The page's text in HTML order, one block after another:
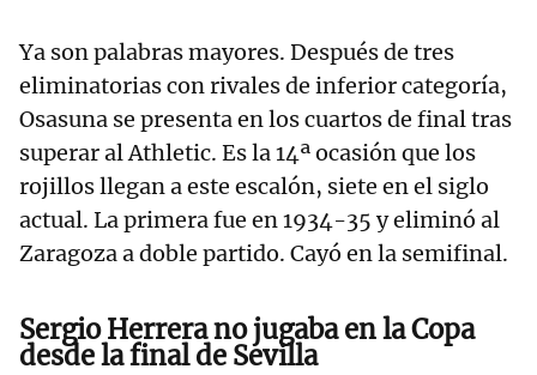
Ya son palabras mayores. Después de tres
eliminatorias con rivales de inferior categoría,
Osasuna se presenta en los cuartos de final tras
superar al Athletic. Es la 14ª ocasión que los
rojillos llegan a este escalón, siete en el siglo
actual. La primera fue en 1934-35 y eliminó al
Zaragoza a doble partido. Cayó en la semifinal.
Sergio Herrera no jugaba en la Copa
desde la final de Sevilla